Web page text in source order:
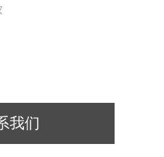
我们